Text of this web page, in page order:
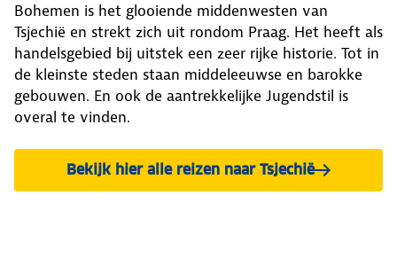
Bohemen is het glooiende middenwesten van
Tsjechië en strekt zich uit rondom Praag. Het heeft als
handelsgebied bij uitstek een zeer rijke historie. Tot in
de kleinste steden staan middeleeuwse en barokke
gebouwen. En ook de aantrekkelijke Jugendstil is
overal te vinden.
Bekijk hier alle reizen naar Tsjechië